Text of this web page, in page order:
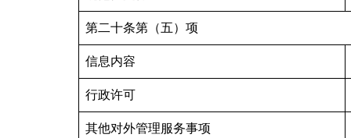
第二十条第（五）项
信息内容
行政许可
其他对外管理服务事项